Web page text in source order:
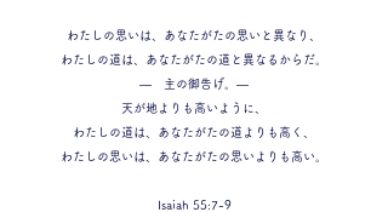
わたしの思いは、あなたがたの思いと異なり、
わたしの道は、あなたがたの道と異なるからだ。
— 主の御告げ。—
天が地よりも高いように、
わたしの道は、あなたがたの道よりも高く、
わたしの思いは、あなたがたの思いよりも高い。
Isaiah 55:7-9